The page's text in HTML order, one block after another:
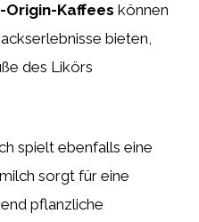
Origin-Kaffees können
bieten,
des Likörs
spielt ebenfalls eine
sorgt für eine
pflanzliche